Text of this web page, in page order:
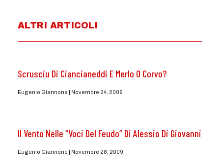
ALTRI ARTICOLI
Scrusciu Di Ciancianeddi E Merlo O Corvo?
Eugenio Giannone Novembre 24, 2009
Il Vento Nelle “Voci Del Feudo” Di Alessio Di Giovanni
Eugenio Giannone Novembre 28, 2009